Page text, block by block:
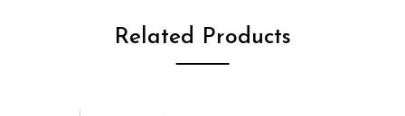
Related Products